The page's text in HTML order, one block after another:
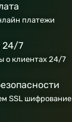
платежи
24/7
о клиентах 24/7
SSL шифрование